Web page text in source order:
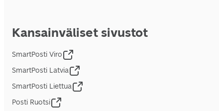
Kansainväliset sivustot
SmartPosti Viro
SmartPosti Latvia
SmartPosti Liettua
Posti Ruotsi